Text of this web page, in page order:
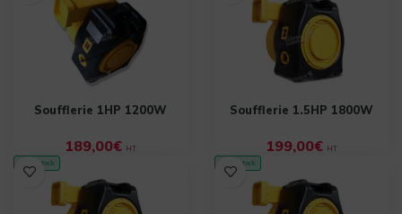
Soufflerie 1HP 1200W
189,00€ HT
Soufflerie 1.5HP 1800W
199,00€ HT
✓ En stock
✓ En stock